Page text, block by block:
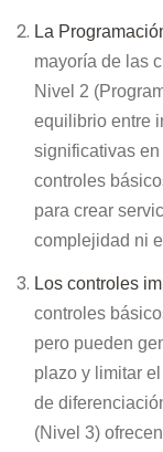
La
mayoría de las
Nivel 2
equilibrio entre
significativas
controles
para crear
complejidad ni
Los controles
controles
pero pueden
plazo y limitar
de
(Nivel 3)